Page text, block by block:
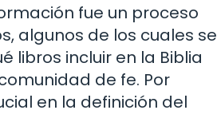
fue un proceso
algunos de los cuales se
libros incluir en la Biblia
de fe. Por
en la definición del